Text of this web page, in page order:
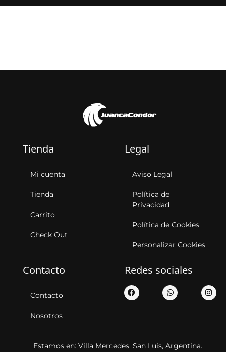
Tienda
Mi cuenta
Tienda
Carrito
Check Out
Legal
Aviso Legal
Política de
Privacidad
Política de Cookies
Personalizar Cookies
Contacto
Contacto
Nosotros
Redes sociales
Estamos en: Villa Mercedes, San Luis, Argentina.